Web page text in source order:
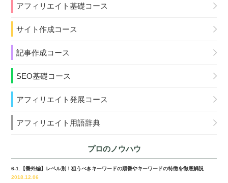
アフィリエイト基礎コース
サイト作成コース
記事作成コース
SEO基礎コース
アフィリエイト発展コース
アフィリエイト用語辞典
プロのノウハウ
6-1.【番外編】レベル別！狙うべきキーワードの順番やキーワードの特徴を徹底解説
2018.12.06